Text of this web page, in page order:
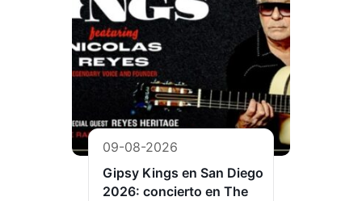
09-08-2026
Gipsy Kings en San Diego
2026: concierto en The